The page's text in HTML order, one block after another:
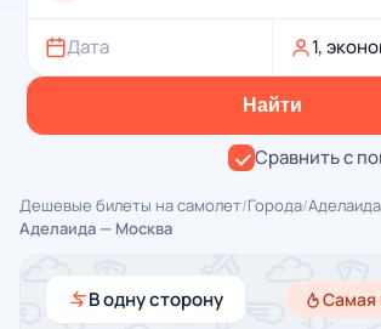
Дата 1,
Найти
Сравнить с
Дешевые билеты на самолет/Города/Аделаида
Аделаида — Москва
В одну сторону Самая